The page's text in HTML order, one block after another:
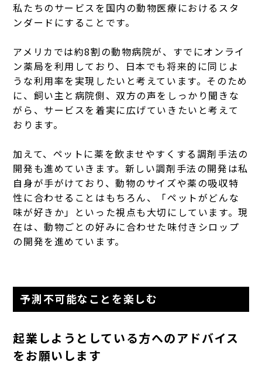
私たちのサービスを国内の動物医療におけるスタ
ンダードにすることです。
アメリカでは約8割の動物病院が、すでにオンライ
ン薬局を利用しており、日本でも将来的に同じよ
うな利用率を実現したいと考えています。そのため
に、飼い主と病院側、双方の声をしっかり聞きな
がら、サービスを着実に広げていきたいと考えて
おります。
加えて、ペットに薬を飲ませやすくする調剤手法の
開発も進めていきます。新しい調剤手法の開発は私
自身が手がけており、動物のサイズや薬の吸収特
性に合わせることはもちろん、「ペットがどんな
味が好きか」といった視点も大切にしています。現
在は、動物ごとの好みに合わせた味付きシロップ
の開発を進めています。
予測不可能なことを楽しむ
起業しようとしている方へのアドバイス
をお願いします